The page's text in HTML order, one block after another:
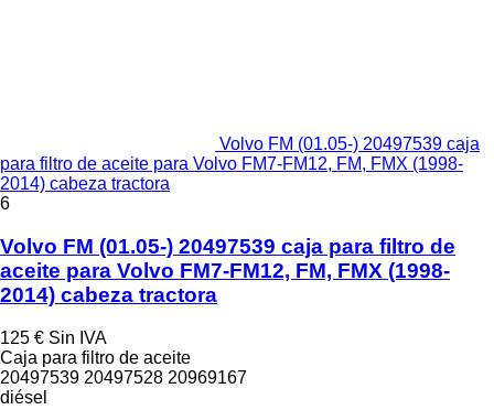
Volvo FM (01.05-) 20497539 caja
para filtro de aceite para Volvo FM7-FM12, FM, FMX (1998-
2014) cabeza tractora
6
Volvo FM (01.05-) 20497539 caja para filtro de
aceite para Volvo FM7-FM12, FM, FMX (1998-
2014) cabeza tractora
125 € Sin IVA
Caja para filtro de aceite
20497539 20497528 20969167
diésel